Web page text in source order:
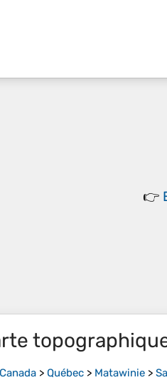
👉
Canada > Québec > Matawinie >